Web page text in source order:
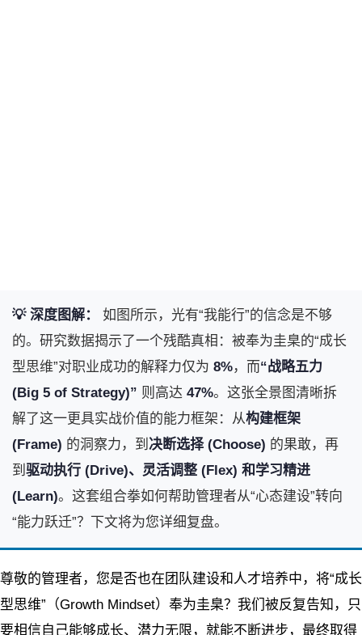
💡 深度图解：
如图所示，光有“我能行”的信念是不够
的。研究数据揭示了一个残酷真相：被奉为圭臬的“成长
型思维”对职业成功的解释力仅为 8%，而“战略五力
(Big 5 of Strategy)” 则高达 47%。这张全景图清晰拆
解了这一更具实战价值的能力框架：从构建框架
(Frame) 的洞察力，到 决断选择 (Choose) 的果敢，再
到 驱动执行 (Drive)、灵活调整 (Flex) 和学习精进
(Learn)。这套组合拳如何帮助管理者从“心态建设”转向
“能力跃迁”？下文将为您详细复盘。
尊敬的管理者，您是否也在团队建设和人才培养中，将“成长
型思维”（Growth Mindset）奉为圭臬？我们被反复告知，只
要相信自己能够成长、潜力无限，就能不断进步，最终取得